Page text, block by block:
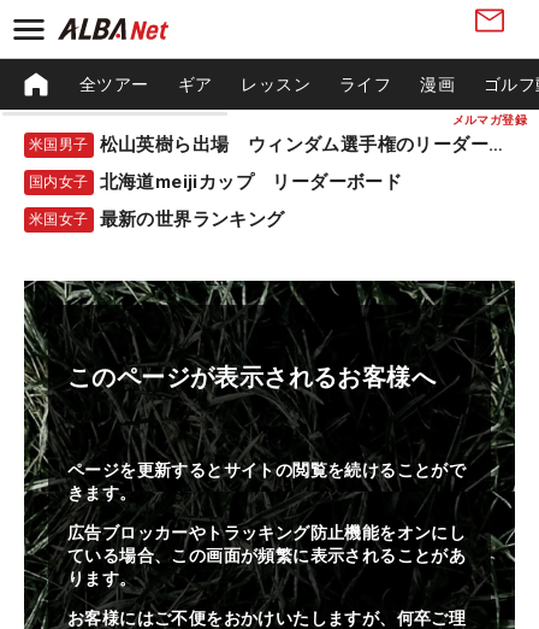
メルマガ登録
全ツアー ギア レッスン ライフ 漫画 ゴル
米国男子 松山英樹ら出場 ウィンダム選手権のリーダーボード
国内女子 北海道meijiカップ リーダーボード
米国女子 最新の世界ランキング
このページが表示されるお客様へ
ページを更新するとサイトの閲覧を続けることがで
きます。
広告ブロッカーやトラッキング防止機能をオンにし
ている場合、この画面が頻繁に表示されることがあ
ります。
お客様にはご不便をおかけいたしますが、何卒ご理